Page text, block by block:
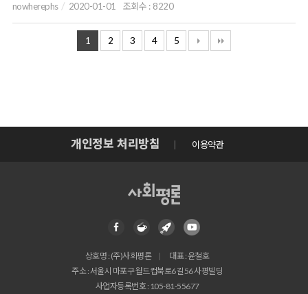
nowherephs 2020-01-01 조회수 : 8220
1 2 3 4 5
개인정보 처리방침 이용약관
상호명 : (주)사회평론
대표 : 윤철호
주소 : 서울시 마포구 월드컵북로6길 56 사평빌딩
사업자등록번호 : 105-81-55677